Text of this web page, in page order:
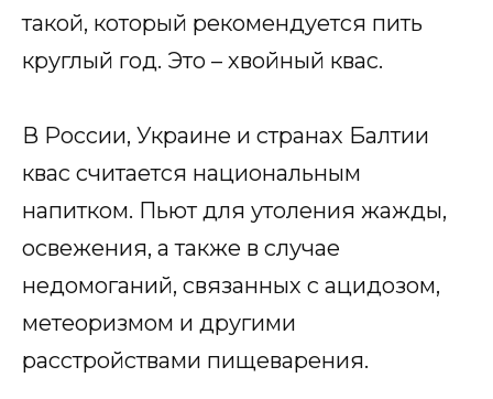
такой, который рекомендуется пить
круглый год. Это – хвойный квас.
В России, Украине и странах Балтии
квас считается национальным
напитком. Пьют для утоления жажды,
освежения, а также в случае
недомоганий, связанных с ацидозом,
метеоризмом и другими
расстройствами пищеварения.